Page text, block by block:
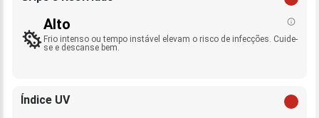
Alto
Frio intenso ou tempo instável elevam o risco de infecções. Cuide-
se e descanse bem.
Índice UV